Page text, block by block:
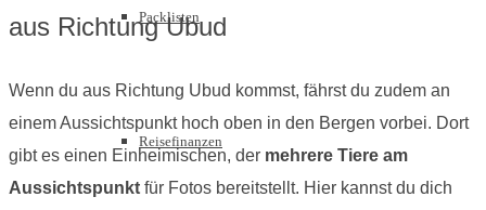
Packlisten
Reisefinanzen
aus Richtung Ubud
Wenn du aus Richtung Ubud kommst, fährst du zudem an
einem Aussichtspunkt hoch oben in den Bergen vorbei. Dort
gibt es einen Einheimischen, der mehrere Tiere am
Aussichtspunkt für Fotos bereitstellt. Hier kannst du dich